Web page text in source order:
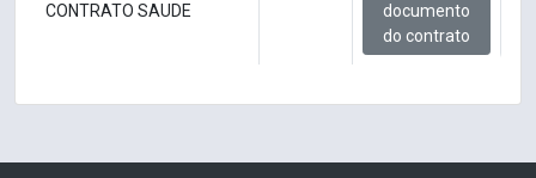
CONTRATO SAUDE
documento
do contrato